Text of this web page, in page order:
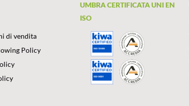
di vendita
Policy
UMBRA CERTIFICATA UNI EN
ISO